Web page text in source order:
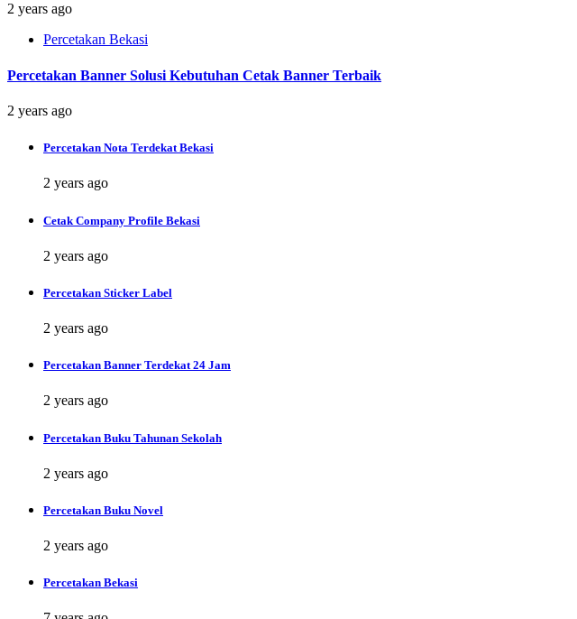
2 years ago
Percetakan Bekasi
Percetakan Banner Solusi Kebutuhan Cetak Banner Terbaik
2 years ago
Percetakan Nota Terdekat Bekasi
2 years ago
Cetak Company Profile Bekasi
2 years ago
Percetakan Sticker Label
2 years ago
Percetakan Banner Terdekat 24 Jam
2 years ago
Percetakan Buku Tahunan Sekolah
2 years ago
Percetakan Buku Novel
2 years ago
Percetakan Bekasi